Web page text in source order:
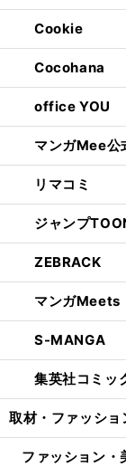
Cookie
Cocohana
office YOU
マンガMee公
リマコミ
ジャンプ
ZEBRACK
マンガMeets
S-MANGA
集英社コミッ
取材・ファッショ
ファッション・